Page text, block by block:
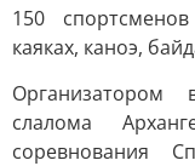
150
каяках, каноэ,
Организатором
слалома
соревнования